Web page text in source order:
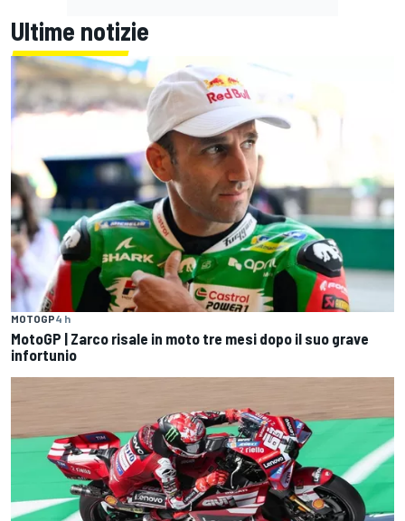
Ultime notizie
MOTOGP4 h
MotoGP | Zarco risale in moto tre mesi dopo il suo grave
infortunio